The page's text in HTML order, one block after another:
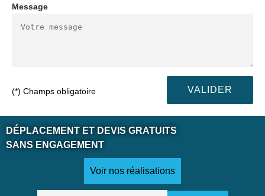
Message
(*) Champs obligatoire
DÉPLACEMENT ET DEVIS GRATUITS
SANS ENGAGEMENT
Voir nos réalisations